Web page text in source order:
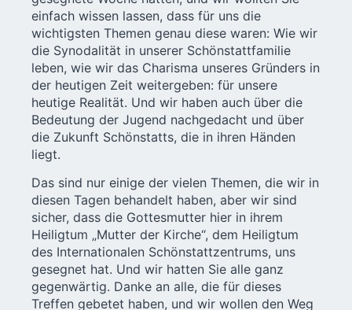
einfach wissen lassen, dass für uns die
wichtigsten Themen genau diese waren: Wie wir
die Synodalität in unserer Schönstattfamilie
leben, wie wir das Charisma unseres Gründers in
der heutigen Zeit weitergeben: für unsere
heutige Realität. Und wir haben auch über die
Bedeutung der Jugend nachgedacht und über
die Zukunft Schönstatts, die in ihren Händen
liegt.
Das sind nur einige der vielen Themen, die wir in
diesen Tagen behandelt haben, aber wir sind
sicher, dass die Gottesmutter hier in ihrem
Heiligtum „Mutter der Kirche“, dem Heiligtum
des Internationalen Schönstattzentrums, uns
gesegnet hat. Und wir hatten Sie alle ganz
gegenwärtig. Danke an alle, die für dieses
Treffen gebetet haben, und wir wollen den Weg